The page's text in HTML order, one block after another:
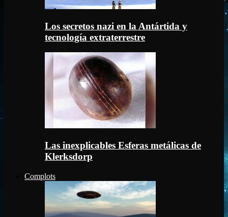
Los secretos nazi en la Antártida y
tecnología extraterrestre
Las inexplicables Esferas metálicas de
Klerksdorp
Complots